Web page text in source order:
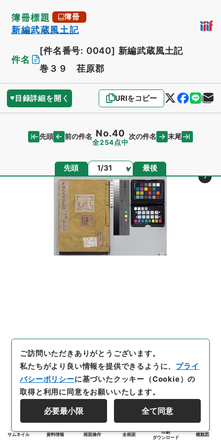
簿冊標題 簿冊
新編武蔵風土記
件名
[件名番号: 0040] 新編武蔵風土記
巻３９ 荏原郡
目録詳細を開く URIをコピー
先頭 前の件名 No.40
全254点中
次の件名 末尾
先頭 ページ 最後
サムネイル 資料情報 画面操作 全画面
印刷
ダウンロード
概観図
ご訪問いただきありがとうございます。
私たちがより良い情報を提供できるように、 プライ
バシーポリシーに基づいたクッキー（Cookie）の
取得と利用に同意をお願いいたします。
必要最小限 全て同意